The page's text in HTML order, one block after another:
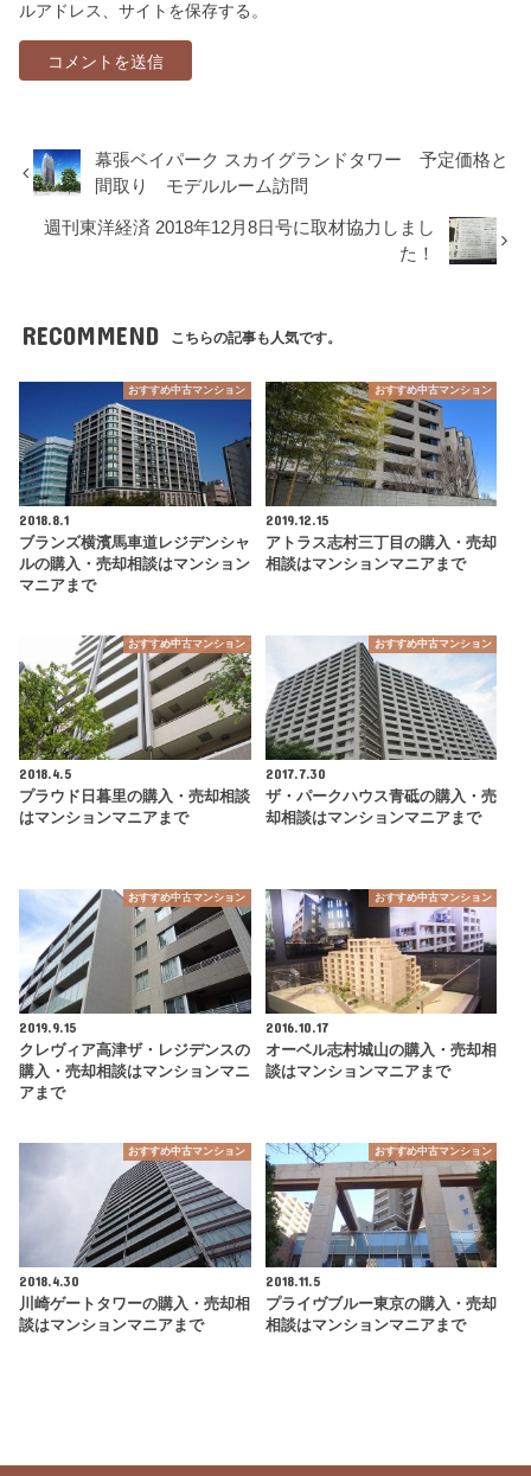
ルアドレス、サイトを保存する。
幕張ベイパーク スカイグランドタワー 予定価格と
間取り モデルルーム訪問
週刊東洋経済 2018年12月8日号に取材協力しまし
た！
RECOMMEND こちらの記事も人気です。
おすすめ中古マンション
2018.8.1
ブランズ横濱馬車道レジデンシャ
ルの購入・売却相談はマンション
マニアまで
おすすめ中古マンション
2019.12.15
アトラス志村三丁目の購入・売却
相談はマンションマニアまで
おすすめ中古マンション
2018.4.5
プラウド日暮里の購入・売却相談
はマンションマニアまで
おすすめ中古マンション
2017.7.30
ザ・パークハウス青砥の購入・売
却相談はマンションマニアまで
おすすめ中古マンション
2019.9.15
クレヴィア高津ザ・レジデンスの
購入・売却相談はマンションマニ
アまで
おすすめ中古マンション
2016.10.17
オーベル志村城山の購入・売却相
談はマンションマニアまで
おすすめ中古マンション
2018.4.30
川崎ゲートタワーの購入・売却相
談はマンションマニアまで
おすすめ中古マンション
2018.11.5
プライヴブルー東京の購入・売却
相談はマンションマニアまで